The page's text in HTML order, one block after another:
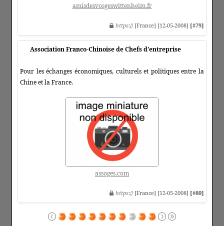
amisdesvosgeswittenheim.fr
https:// [France] [12-05-2008] [#79]
Association Franco-Chinoise de Chefs d'entreprise
Pour les échanges économiques, culturels et politiques entre la
Chine et la France.
assoges.com
https:// [France] [12-05-2008] [#80]